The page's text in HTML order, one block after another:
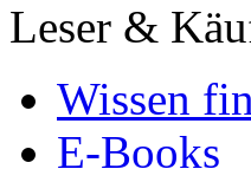
Leser &
Wissen
E-Books